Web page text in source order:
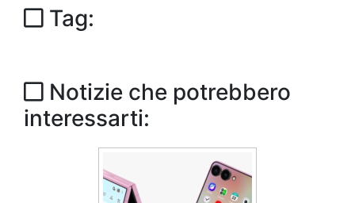
Tag:
Notizie che potrebbero
interessarti: